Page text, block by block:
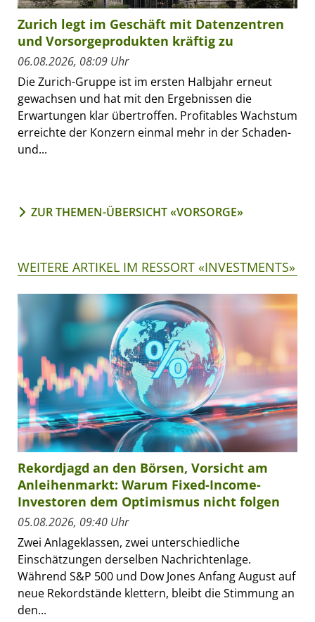
Zurich legt im Geschäft mit Datenzentren
und Vorsorgeprodukten kräftig zu
06.08.2026, 08:09 Uhr
Die Zurich-Gruppe ist im ersten Halbjahr erneut
gewachsen und hat mit den Ergebnissen die
Erwartungen klar übertroffen. Profitables Wachstum
erreichte der Konzern einmal mehr in der Schaden-
und...
ZUR THEMEN-ÜBERSICHT «VORSORGE»
WEITERE ARTIKEL IM RESSORT «INVESTMENTS»
Rekordjagd an den Börsen, Vorsicht am
Anleihenmarkt: Warum Fixed-Income-
Investoren dem Optimismus nicht folgen
05.08.2026, 09:40 Uhr
Zwei Anlageklassen, zwei unterschiedliche
Einschätzungen derselben Nachrichtenlage.
Während S&P 500 und Dow Jones Anfang August auf
neue Rekordstände klettern, bleibt die Stimmung an
den...